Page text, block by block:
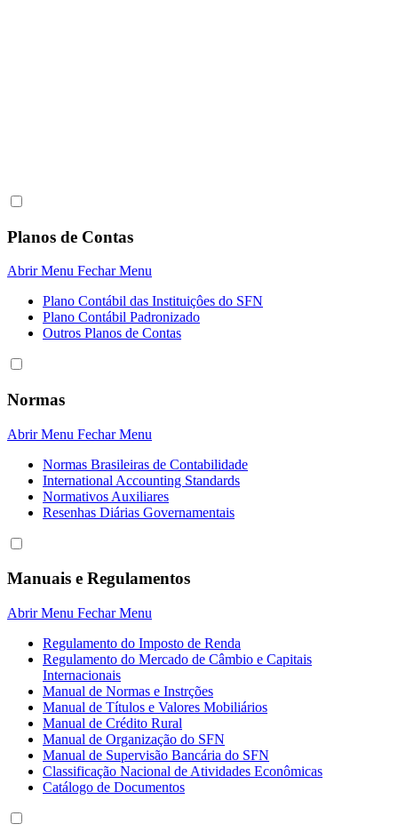
Planos de Contas
Abrir Menu Fechar Menu
Plano Contábil das Instituiçôes do SFN
Plano Contábil Padronizado
Outros Planos de Contas
Normas
Abrir Menu Fechar Menu
Normas Brasileiras de Contabilidade
International Accounting Standards
Normativos Auxiliares
Resenhas Diárias Governamentais
Manuais e Regulamentos
Abrir Menu Fechar Menu
Regulamento do Imposto de Renda
Regulamento do Mercado de Câmbio e Capitais
Internacionais
Manual de Normas e Instrções
Manual de Títulos e Valores Mobiliários
Manual de Crédito Rural
Manual de Organização do SFN
Manual de Supervisão Bancária do SFN
Classificação Nacional de Atividades Econômicas
Catálogo de Documentos